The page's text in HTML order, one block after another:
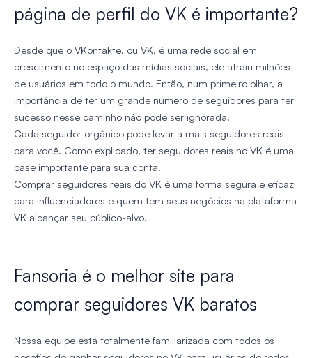
página de perfil do VK é importante?
Desde que o VKontakte, ou VK, é uma rede social em
crescimento no espaço das mídias sociais, ele atraiu milhões
de usuários em todo o mundo. Então, num primeiro olhar, a
importância de ter um grande número de seguidores para ter
sucesso nesse caminho não pode ser ignorada.
Cada seguidor orgânico pode levar a mais seguidores reais
para você. Como explicado, ter seguidores reais no VK é uma
base importante para sua conta.
Comprar seguidores reais do VK é uma forma segura e eficaz
para influenciadores e quem tem seus negócios na plataforma
VK alcançar seu público-alvo.
Fansoria é o melhor site para
comprar seguidores VK baratos
Nossa equipe está totalmente familiarizada com todos os